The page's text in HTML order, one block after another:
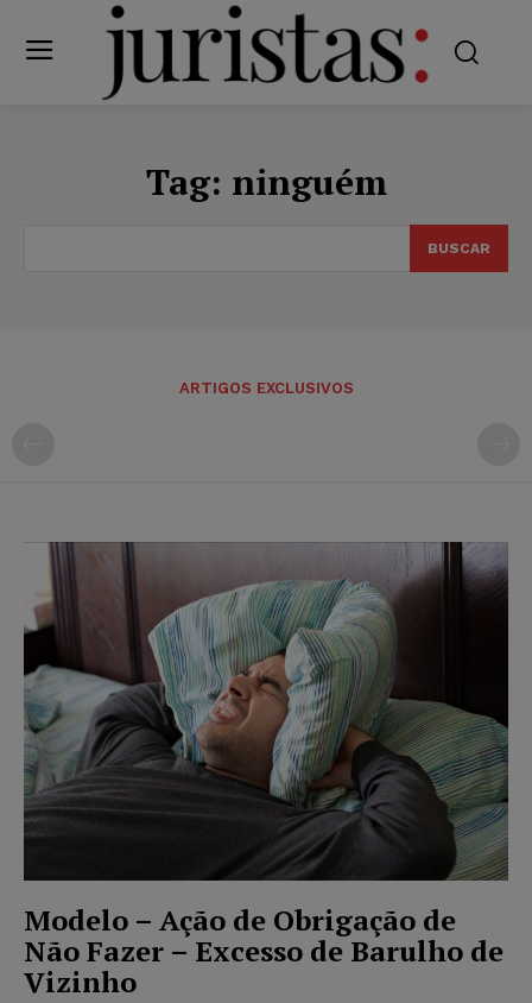
Tag: ninguém
BUSCAR
ARTIGOS EXCLUSIVOS
Modelo – Ação de Obrigação de
Não Fazer – Excesso de Barulho de
Vizinho